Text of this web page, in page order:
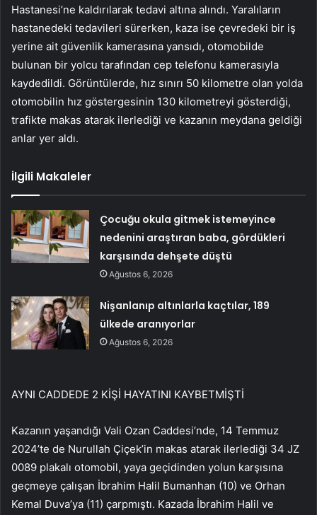
Hastanesi’ne kaldırılarak tedavi altına alındı. Yaralıların
hastanedeki tedavileri sürerken, kaza ise çevredeki bir iş
yerine ait güvenlik kamerasına yansıdı, otomobilde
bulunan bir yolcu tarafından cep telefonu kamerasıyla
kaydedildi. Görüntülerde, hız sınırı 50 kilometre olan yolda
otomobilin hız göstergesinin 130 kilometreyi gösterdiği,
trafikte makas atarak ilerlediği ve kazanın meydana geldiği
anlar yer aldı.
İlgili Makaleler
Çocuğu okula gitmek istemeyince
nedenini araştıran baba, gördükleri
karşısında dehşete düştü
Ağustos 6, 2026
Nişanlanıp altınlarla kaçtılar, 189
ülkede aranıyorlar
Ağustos 6, 2026
AYNI CADDEDE 2 KİŞİ HAYATINI KAYBETMİŞTİ
Kazanın yaşandığı Vali Ozan Caddesi’nde, 14 Temmuz
2024’te de Nurullah Çiçek’in makas atarak ilerlediği 34 JZ
0089 plakalı otomobil, yaya geçidinden yolun karşısına
geçmeye çalışan İbrahim Halil Bumanhan (10) ve Orhan
Kemal Duva’ya (11) çarpmıştı. Kazada İbrahim Halil ve